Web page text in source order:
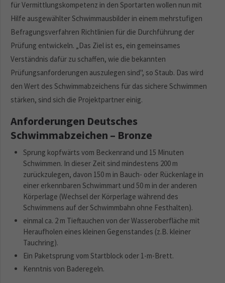
für Vermittlungskompetenz in den Sportarten wollen nun mit
Hilfe ausgewählter Schwimmausbilder in einem mehrstufigen
Befragungsverfahren Richtlinien für die Durchführung der
Prüfung entwickeln. „Das Ziel ist es, ein gemeinsames
Verständnis dafür zu schaffen, wie die bekannten
Prüfungsanforderungen auszulegen sind", so Staub. Das wird
den Wert des Schwimmabzeichens für das sichere Schwimmen
stärken, sind sich die Projektpartner einig.
Anforderungen Deutsches
Schwimmabzeichen – Bronze
Sprung kopfwärts vom Beckenrand und 15 Minuten
Schwimmen. In dieser Zeit sind mindestens 200 m
zurückzulegen, davon 150 m in Bauch- oder Rückenlage in
einer erkennbaren Schwimmart und 50 m in der anderen
Körperlage (Wechsel der Körperlage während des
Schwimmens auf der Schwimmbahn ohne Festhalten).
einmal ca. 2 m Tieftauchen von der Wasseroberfläche mit
Heraufholen eines kleinen Gegenstandes (z.B. kleiner
Tauchring).
Ein Paketsprung vom Startblock oder 1-m-Brett.
Kenntnis von Baderegeln.